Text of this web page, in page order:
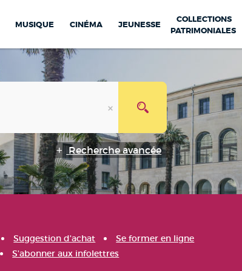
MUSIQUE CINÉMA JEUNESSE
COLLECTIONS
PATRIMONIALES
Recherche avancée
Suggestion d'achat
Se former en ligne
S'abonner aux infolettres